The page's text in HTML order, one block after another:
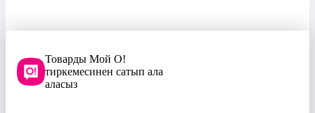
Товарды Мой О!
тиркемесинен сатып ала
аласыз